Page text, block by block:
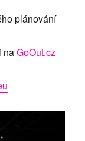
plánování
naGoOut.cz